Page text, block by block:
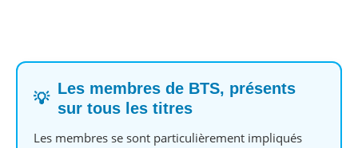
💡
Les membres de BTS, présents
sur tous les titres
Les membres se sont particulièrement impliqués